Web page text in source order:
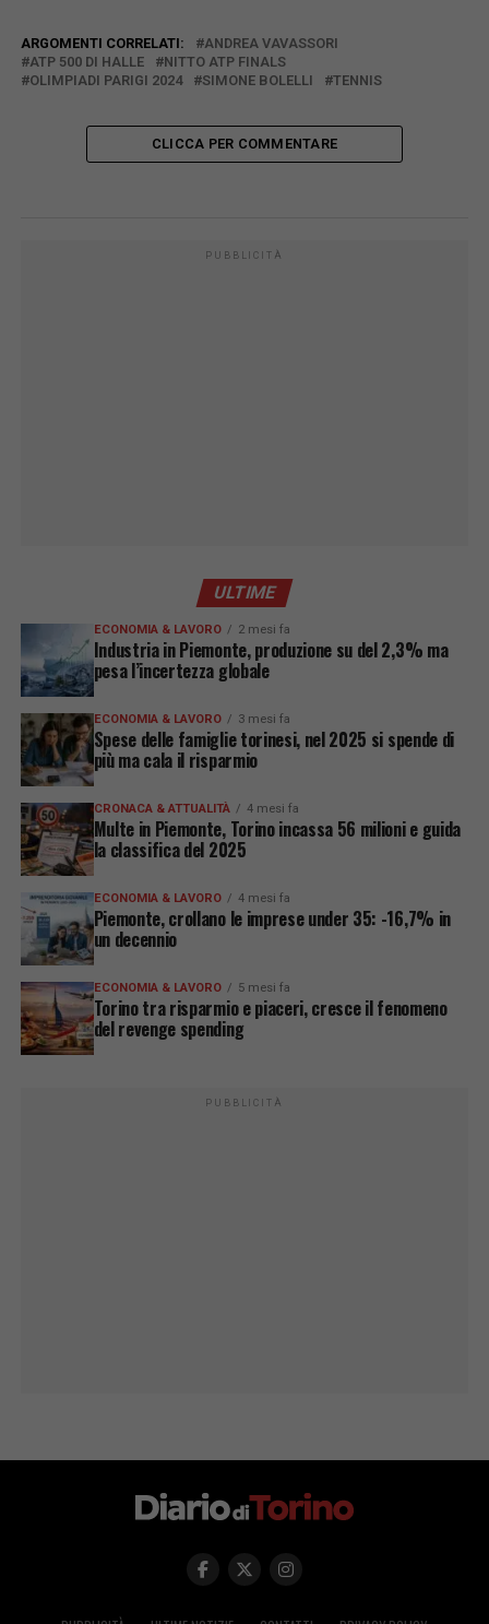
ARGOMENTI CORRELATI:
ANDREA VAVASSORI
ATP 500 DI HALLE
NITTO ATP FINALS
OLIMPIADI PARIGI 2024
SIMONE BOLELLI TENNIS
CLICCA PER COMMENTARE
PUBBLICITÀ
ULTIME
ECONOMIA & LAVORO 2 mesi fa
Industria in Piemonte, produzione su del 2,3% ma
pesa l’incertezza globale
ECONOMIA & LAVORO 3 mesi fa
Spese delle famiglie torinesi, nel 2025 si spende di
più ma cala il risparmio
CRONACA & ATTUALITÀ 4 mesi fa
Multe in Piemonte, Torino incassa 56 milioni e guida
la classifica del 2025
ECONOMIA & LAVORO 4 mesi fa
Piemonte, crollano le imprese under 35: -16,7% in
un decennio
ECONOMIA & LAVORO 5 mesi fa
Torino tra risparmio e piaceri, cresce il fenomeno
del revenge spending
PUBBLICITÀ